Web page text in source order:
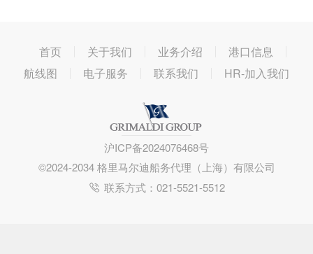
首页 关于我们 业务介绍
港口信息
航线图
电子服务 联系我们 HR-加入我们
沪ICP备2024076468号
©2024-2034 格里马尔迪船务代理（上海）有限公司
联系方式：021-5521-5512